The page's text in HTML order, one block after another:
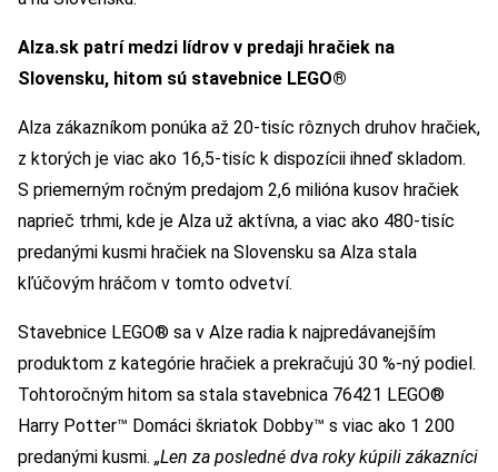
Alza.sk patrí medzi lídrov v predaji hračiek na
Slovensku, hitom sú stavebnice LEGO®
Alza zákazníkom ponúka až 20-tisíc rôznych druhov hračiek,
z ktorých je viac ako 16,5-tisíc k dispozícii ihneď skladom.
S priemerným ročným predajom 2,6 milióna kusov hračiek
naprieč trhmi, kde je Alza už aktívna, a viac ako 480-tisíc
predanými kusmi hračiek na Slovensku sa Alza stala
kľúčovým hráčom v tomto odvetví.
Stavebnice LEGO® sa v Alze radia k najpredávanejším
produktom z kategórie hračiek a prekračujú 30 %-ný podiel.
Tohtoročným hitom sa stala stavebnica 76421 LEGO®
Harry Potter™ Domáci škriatok Dobby™ s viac ako 1 200
predanými kusmi. „Len za posledné dva roky kúpili zákazníci